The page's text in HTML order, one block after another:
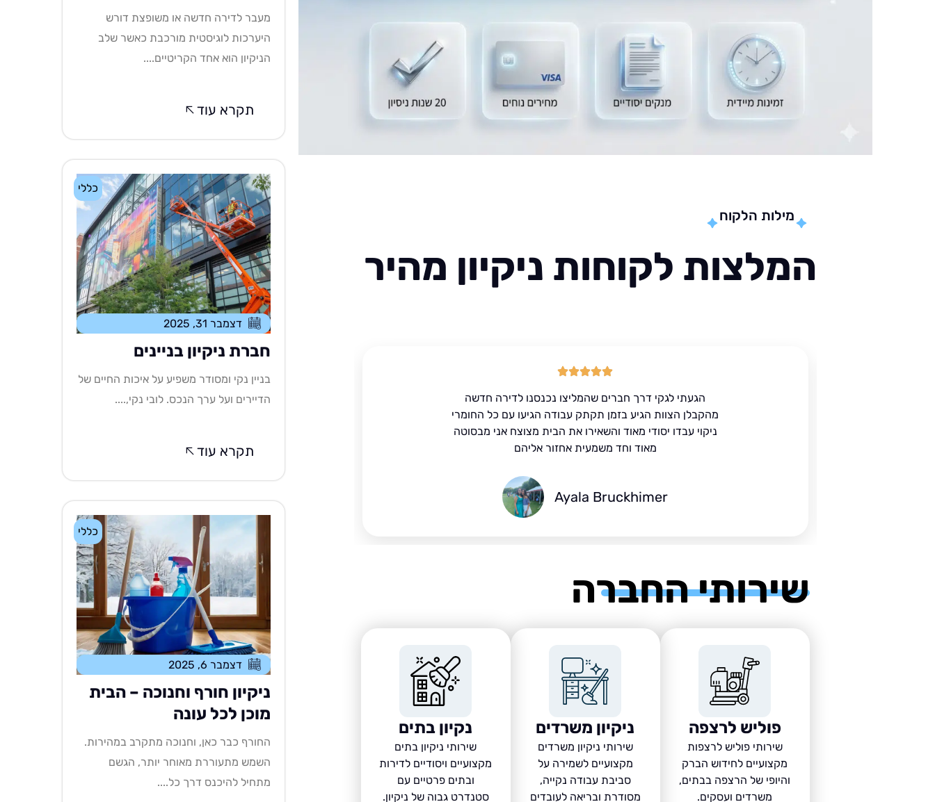
מילות הלקוח
המלצות לקוחות ניקיון מהיר
הגעתי לגקי דרך חברים שהמליצו נכנסנו לדירה חדשה
מהקבלן הצוות הגיע בזמן תקתק עבודה הגיעו עם כל החומרי
ניקוי עבדו יסודי מאוד והשאירו את הבית מצוצח אני מבסוטה
מאוד וחד משמעית אחזור אליהם
Ayala Bruckhimer
שירותי החברה
פוליש לרצפה
שירותי פוליש לרצפות
מקצועיים לחידוש הברק
והיופי של הרצפה בבתים,
משרדים ועסקים.
ניקיון משרדים
שירותי ניקיון משרדים
מקצועיים לשמירה על
סביבת עבודה נקייה,
מסודרת ובריאה לעובדים
נקיון בתים
שירותי ניקיון בתים
מקצועיים ויסודיים לדירות
ובתים פרטיים עם
סטנדרט גבוה של ניקיון.
מעבר לדירה חדשה או משופצת דורש
היערכות לוגיסטית מורכבת כאשר שלב
הניקיון הוא אחד הקריטיים....
תקרא עוד
כללי
דצמבר 31, 2025
חברת ניקיון בניינים
בניין נקי ומסודר משפיע על איכות החיים של
הדיירים ועל ערך הנכס. לובי נקי,....
תקרא עוד
כללי
דצמבר 6, 2025
ניקיון חורף וחנוכה – הבית
מוכן לכל עונה
החורף כבר כאן, וחנוכה מתקרב במהירות.
השמש מתעוררת מאוחר יותר, הגשם
מתחיל להיכנס דרך כל....